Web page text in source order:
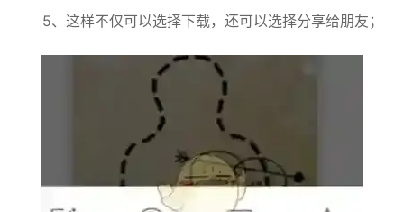
5、这样不仅可以选择下载，还可以选择分享给朋友；